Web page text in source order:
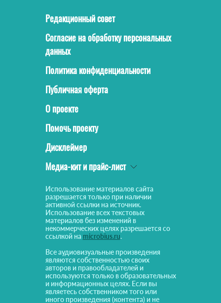
Редакционный совет
Согласие на обработку персональных
данных
Политика конфиденциальности
Публичная оферта
О проекте
Помочь проекту
Дисклеймер
Медиа-кит и прайс-лист
Использование материалов сайта
разрешается только при наличии
активной ссылки на источник.
Использование всех текстовых
материалов без изменений в
некоммерческих целях разрешается со
ссылкой на microbius.ru.
Все аудиовизуальные произведения
являются собственностью своих
авторов и правообладателей и
используются только в образовательных
и информационных целях. Если вы
являетесь собственником того или
иного произведения (контента) и не